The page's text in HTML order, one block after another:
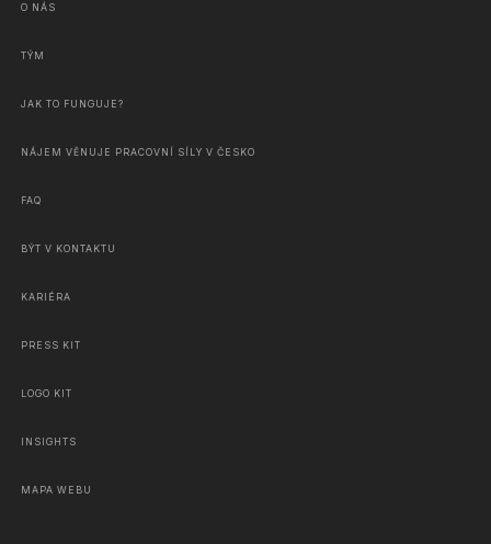
O NÁS
TÝM
JAK TO FUNGUJE?
NÁJEM VĚNUJE PRACOVNÍ SÍLY V ČESKO
FAQ
BÝT V KONTAKTU
KARIÉRA
PRESS KIT
LOGO KIT
INSIGHTS
MAPA WEBU